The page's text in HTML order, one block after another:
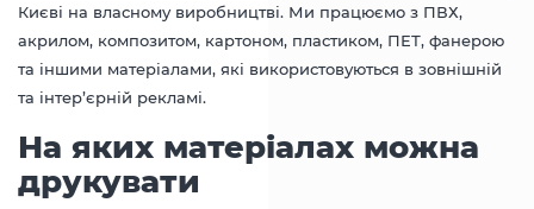
Києві на власному виробництві. Ми працюємо з ПВХ,
акрилом, композитом, картоном, пластиком, ПЕТ, фанерою
та іншими матеріалами, які використовуються в зовнішній
та інтер’єрній рекламі.
На яких матеріалах можна
друкувати